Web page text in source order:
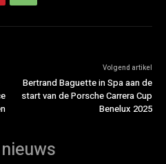
Volgend artikel
Bertrand Baguette in Spa aan de
start van de Porsche Carrera Cup
Benelux 2025